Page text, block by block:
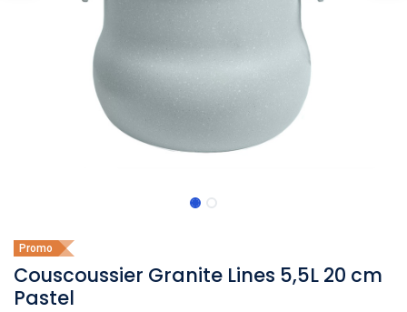
Promo
Couscoussier Granite Lines 5,5L 20 cm
Pastel